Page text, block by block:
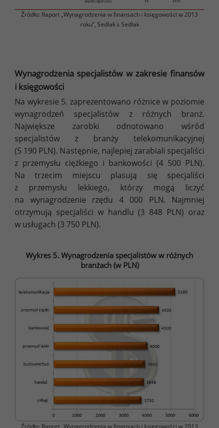
kapitał zagraniczny 74 4550
Źródło: Raport „Wynagrodzenia w finansach i księgowości w 2013
roku”, Sedlak &Sedlak
Wynagrodzenia specjalistów w zakresie finansów
i księgowości
Na wykresie 5. zaprezentowano różnice w poziomie
wynagrodzeń specjalistów z różnych branż.
Największe zarobki odnotowano wśród
specjalistów z branży telekomunikacyjnej
(5 190 PLN). Następnie, najlepiej zarabiali specjaliści
z przemysłu ciężkiego i bankowości (4 500 PLN).
Na trzecim miejscu plasują się specjaliści
z przemysłu lekkiego, którzy mogą liczyć
na wynagrodzenie rzędu 4 000 PLN. Najmniej
otrzymują specjaliści w handlu (3 848 PLN) oraz
w usługach (3 750 PLN).
Wykres 5. Wynagrodzenia specjalistów w różnych
branżach (w PLN)
Źródło: Raport „Wynagrodzenia w finansach i księgowości w 2013